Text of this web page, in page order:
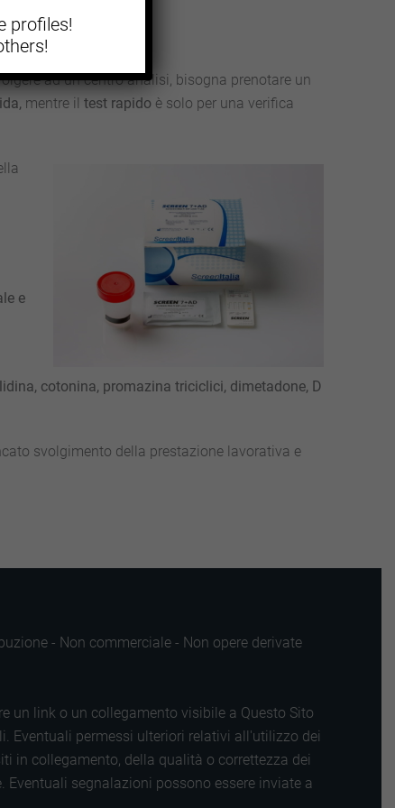
ad un centro analisi, bisogna prenotare un
mentre il test rapido è solo per una verifica
e
cotonina, promazina triciclici, dimetadone, D
svolgimento della prestazione lavorativa e
- Non commerciale - Non opere derivate
un link o un collegamento visibile a Questo Sito
Eventuali permessi ulteriori relativi all'utilizzo dei
in collegamento, della qualità o correttezza dei
segnalazioni possono essere inviate a
profiles!